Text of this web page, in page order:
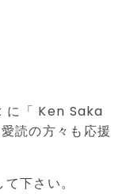
に「 Ken Saka
読の方々も応援
下さい。